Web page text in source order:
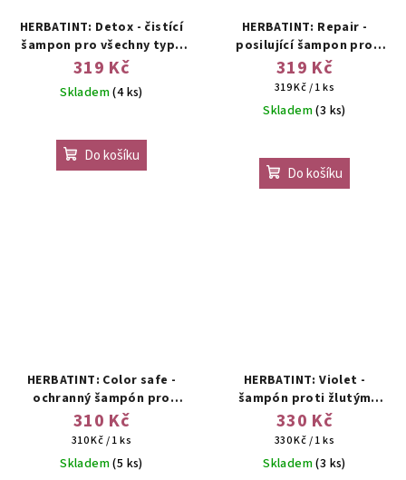
HERBATINT: Detox - čistící
šampon pro všechny typy
vlasů
319 Kč
Skladem(4 ks)
Do košíku
HERBATINT: Repair -
posilující šampon pro
slabé nebo poškozené
vlasy
319 Kč
Měrná
cena:
319 Kč / 1 ks
Skladem(3 ks)
Do košíku
HERBATINT: Color safe -
ochranný šampón pro
barvené vlasy
310 Kč
Měrná
cena:
310 Kč / 1 ks
Skladem(5 ks)
HERBATINT: Violet -
šampón proti žlutým
tónům
330 Kč
Měrná
cena:
330 Kč / 1 ks
Skladem(3 ks)